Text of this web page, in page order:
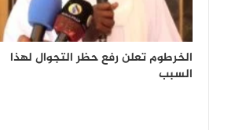
الخرطوم تعلن رفع حظر التجوال لهذا
السبب